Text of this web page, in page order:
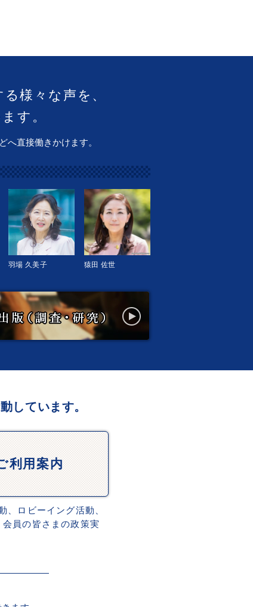
様々な声を、
す。
へ直接働きかけます。
羽場 久美子 猿田 佐世
しています。
利用案内
、ロビーイング活動、
員の皆さまの政策実